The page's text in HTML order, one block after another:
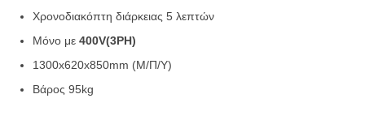
Χρονοδιακόπτη διάρκειας 5 λεπτών
Μόνο με 400V(3PΗ)
1300x620x850mm (Μ/Π/Υ)
Βάρος 95kg